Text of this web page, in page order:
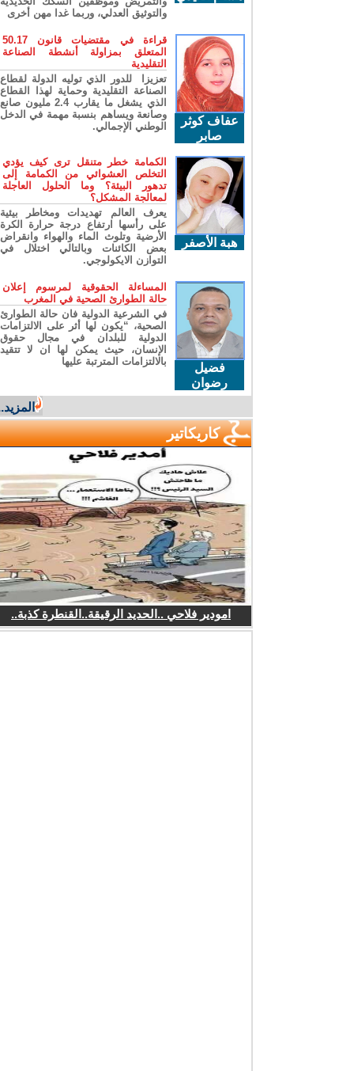
والتوثيق العدلي، وربما غدا مهن أخرى
عفاف كوثر
صابر
قراءة في مقتضيات قانون 50.17
المتعلق بمزاولة أنشطة الصناعة
التقليدية
تعزيزا للدور الذي توليه الدولة لقطاع
الصناعة التقليدية وحماية لهذا القطاع
الذي يشغل ما يقارب 2.4 مليون صانع
وصانعة ويساهم بنسبة مهمة في الدخل
الوطني الإجمالي.
هبة الأصفر
الكمامة خطر متنقل ترى كيف يؤدي
التخلص العشوائي من الكمامة إلى
تدهور البيئة؟ وما الحلول العاجلة
لمعالجة المشكل؟
يعرف العالم تهديدات ومخاطر بيئية
على رأسها ارتفاع درجة حرارة الكرة
الأرضية وتلوث الماء والهواء وانقراض
بعض الكائنات وبالتالي اختلال في
التوازن الايكولوجي.
فضيل
رضوان
المساءلة الحقوقية لمرسوم إعلان
حالة الطوارئ الصحية في المغرب
في الشرعية الدولية فان حالة الطوارئ
الصحية، “يكون لها أثر على الالتزامات
الدولية للبلدان في مجال حقوق
الإنسان، حيث يمكن لها ان لا تتقيد
بالالتزامات المترتبة عليها
المزيد...
كاريكاتير
امودير فلاحي ..الحديد الرقيقة..القنطرة كذبة..